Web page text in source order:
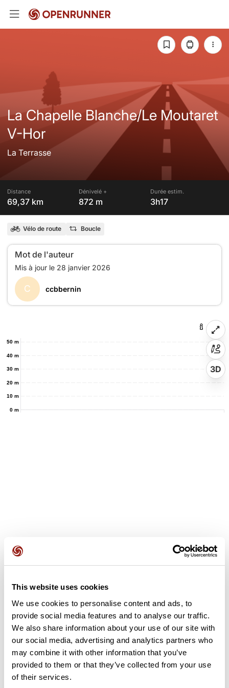
This website uses cookies
We use cookies to personalise content and ads, to
provide social media features and to analyse our traffic.
We also share information about your use of our site with
our social media, advertising and analytics partners who
may combine it with other information that you’ve
provided to them or that they’ve collected from your use
of their services.
La Chapelle Blanche/Le Moutaret
V-Hor
La Terrasse
Distance
69,37 km
Dénivelé +
872 m
Durée estim.
3h17
Vélo de route Boucle
Mot de l'auteur
C ccbbernin
0 m
10 m
20 m
30 m
40 m
50 m
3D
Soyez le premier à ajouter un avis !
Ajouter un avis